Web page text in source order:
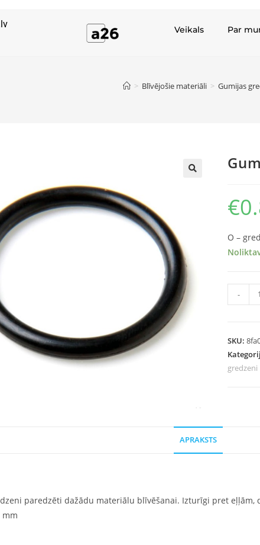
Veikals Par
> Blīvējošie materiāli > Gumijas
€
O –
-
SKU:
gredzeni
APRAKSTS
paredzēti dažādu materiālu blīvēšanai. Izturīgi pret eļļām,
mm